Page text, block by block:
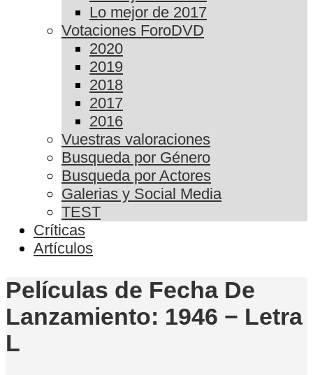
Lo mejor de 2017
Votaciones ForoDVD
2020
2019
2018
2017
2016
Vuestras valoraciones
Busqueda por Género
Busqueda por Actores
Galerias y Social Media
TEST
Críticas
Artículos
Películas de Fecha De
Lanzamiento: 1946 − Letra
L